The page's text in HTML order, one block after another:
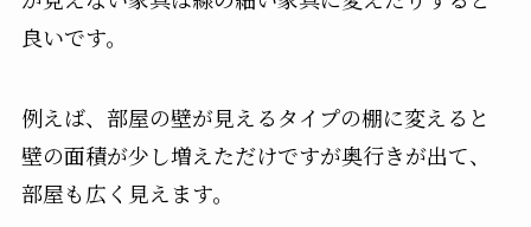
良いです。
例えば、部屋の壁が見えるタイプの棚に変えると
壁の面積が少し増えただけですが奥行きが出て、
部屋も広く見えます。